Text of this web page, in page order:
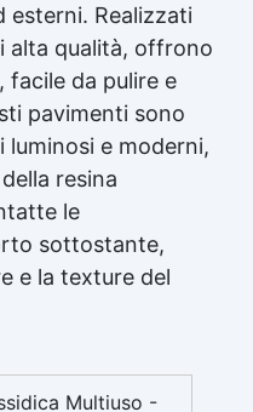
esterni. Realizzati
alta qualità, offrono
facile da pulire e
pavimenti sono
luminosi e moderni,
resina
le
sottostante,
e la texture del